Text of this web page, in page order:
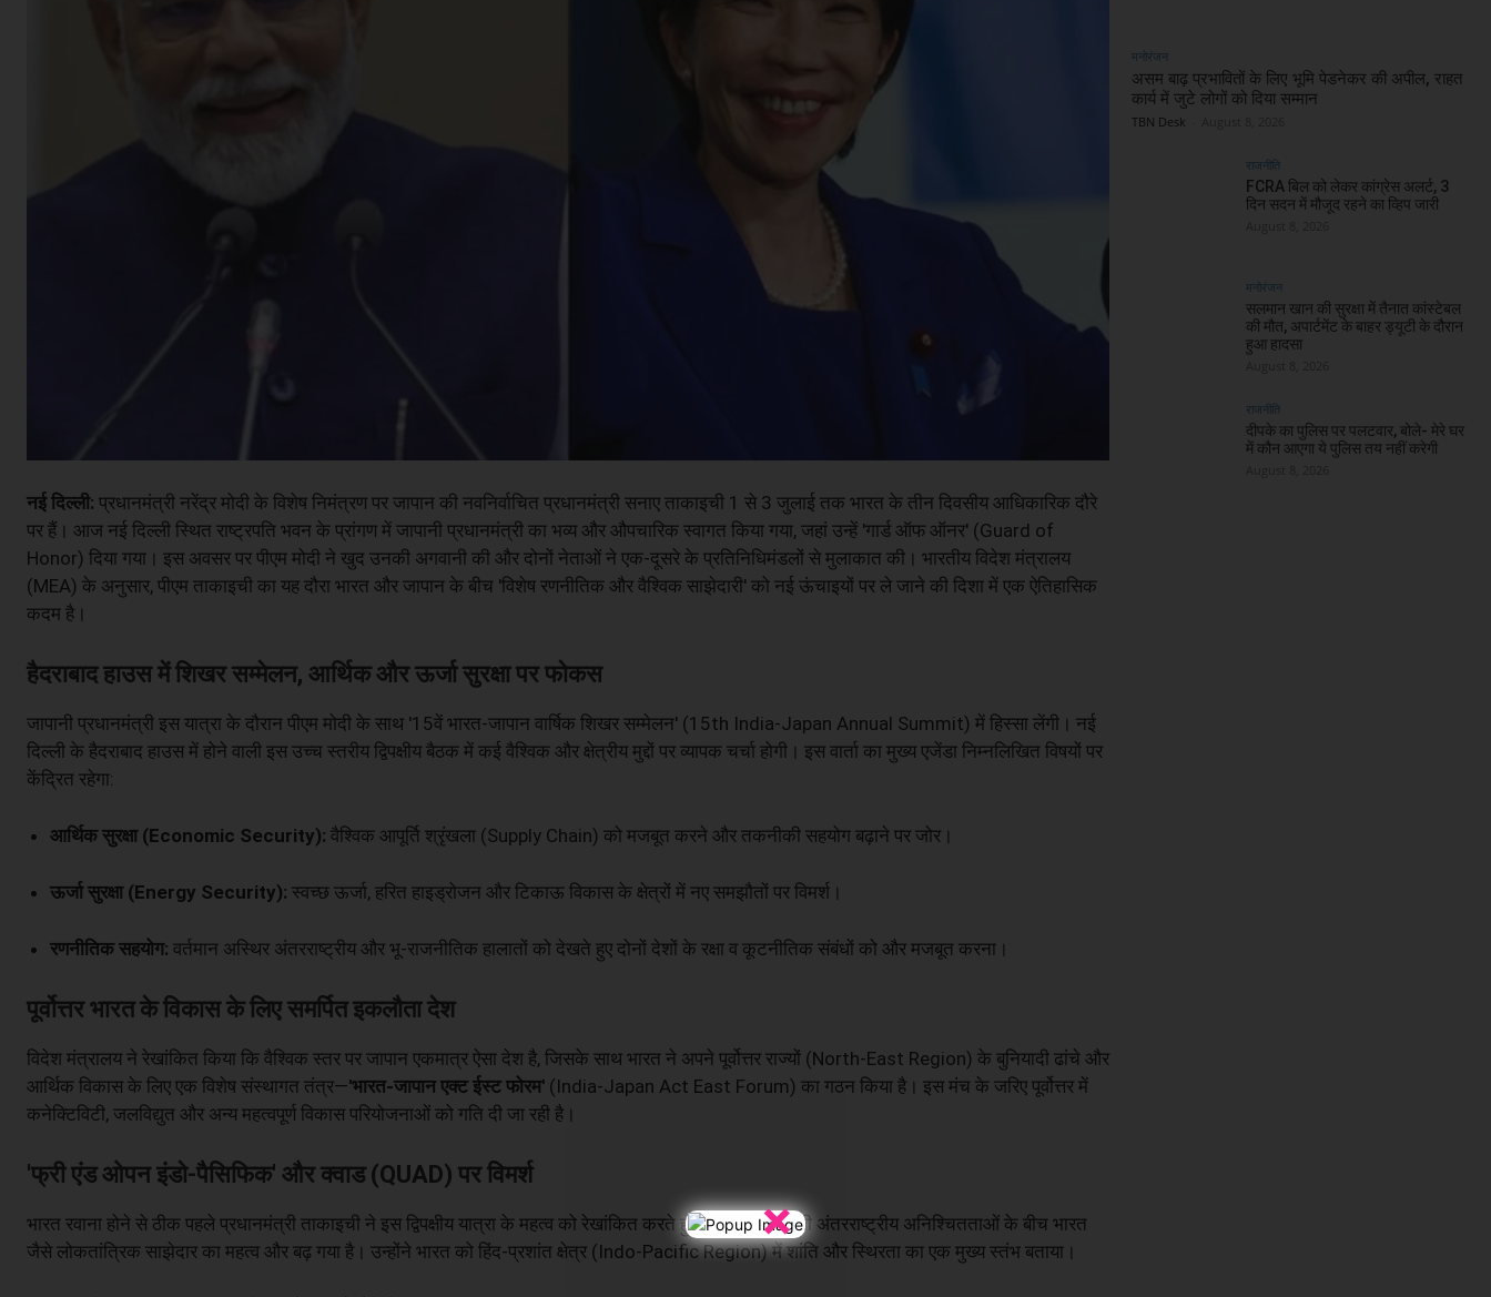
×
नई दिल्ली: प्रधानमंत्री नरेंद्र मोदी के विशेष निमंत्रण पर जापान की नवनिर्वाचित प्रधानमंत्री सनाए ताकाइची 1 से 3 जुलाई तक भारत के तीन दिवसीय आधिकारिक दौरे
पर हैं। आज नई दिल्ली स्थित राष्ट्रपति भवन के प्रांगण में जापानी प्रधानमंत्री का भव्य और औपचारिक स्वागत किया गया, जहां उन्हें 'गार्ड ऑफ ऑनर' (Guard of
Honor) दिया गया। इस अवसर पर पीएम मोदी ने खुद उनकी अगवानी की और दोनों नेताओं ने एक-दूसरे के प्रतिनिधिमंडलों से मुलाकात की। भारतीय विदेश मंत्रालय
(MEA) के अनुसार, पीएम ताकाइची का यह दौरा भारत और जापान के बीच 'विशेष रणनीतिक और वैश्विक साझेदारी' को नई ऊंचाइयों पर ले जाने की दिशा में एक ऐतिहासिक
कदम है।
हैदराबाद हाउस में शिखर सम्मेलन, आर्थिक और ऊर्जा सुरक्षा पर फोकस
जापानी प्रधानमंत्री इस यात्रा के दौरान पीएम मोदी के साथ '15वें भारत-जापान वार्षिक शिखर सम्मेलन' (15th India-Japan Annual Summit) में हिस्सा लेंगी। नई
दिल्ली के हैदराबाद हाउस में होने वाली इस उच्च स्तरीय द्विपक्षीय बैठक में कई वैश्विक और क्षेत्रीय मुद्दों पर व्यापक चर्चा होगी। इस वार्ता का मुख्य एजेंडा निम्नलिखित विषयों पर
केंद्रित रहेगा:
आर्थिक सुरक्षा (Economic Security): वैश्विक आपूर्ति श्रृंखला (Supply Chain) को मजबूत करने और तकनीकी सहयोग बढ़ाने पर जोर।
ऊर्जा सुरक्षा (Energy Security): स्वच्छ ऊर्जा, हरित हाइड्रोजन और टिकाऊ विकास के क्षेत्रों में नए समझौतों पर विमर्श।
रणनीतिक सहयोग: वर्तमान अस्थिर अंतरराष्ट्रीय और भू-राजनीतिक हालातों को देखते हुए दोनों देशों के रक्षा व कूटनीतिक संबंधों को और मजबूत करना।
पूर्वोत्तर भारत के विकास के लिए समर्पित इकलौता देश
विदेश मंत्रालय ने रेखांकित किया कि वैश्विक स्तर पर जापान एकमात्र ऐसा देश है, जिसके साथ भारत ने अपने पूर्वोत्तर राज्यों (North-East Region) के बुनियादी ढांचे और
आर्थिक विकास के लिए एक विशेष संस्थागत तंत्र—'भारत-जापान एक्ट ईस्ट फोरम' (India-Japan Act East Forum) का गठन किया है। इस मंच के जरिए पूर्वोत्तर में
कनेक्टिविटी, जलविद्युत और अन्य महत्वपूर्ण विकास परियोजनाओं को गति दी जा रही है।
'फ्री एंड ओपन इंडो-पैसिफिक' और क्वाड (QUAD) पर विमर्श
भारत रवाना होने से ठीक पहले प्रधानमंत्री ताकाइची ने इस द्विपक्षीय यात्रा के महत्व को रेखांकित करते हुए कहा था कि बढ़ती अंतरराष्ट्रीय अनिश्चितताओं के बीच भारत
जैसे लोकतांत्रिक साझेदार का महत्व और बढ़ गया है। उन्होंने भारत को हिंद-प्रशांत क्षेत्र (Indo-Pacific Region) में शांति और स्थिरता का एक मुख्य स्तंभ बताया।
मनोरंजन
असम बाढ़ प्रभावितों के लिए भूमि पेडनेकर की अपील, राहत
कार्य में जुटे लोगों को दिया सम्मान
TBN Desk
राजनीति
FCRA बिल को लेकर कांग्रेस अलर्ट, 3
दिन सदन में मौजूद रहने का व्हिप जारी
मनोरंजन
सलमान खान की सुरक्षा में तैनात कांस्टेबल
की मौत, अपार्टमेंट के बाहर ड्यूटी के दौरान
हुआ हादसा
राजनीति
दीपके का पुलिस पर पलटवार, बोले- मेरे घर
में कौन आएगा ये पुलिस तय नहीं करेगी